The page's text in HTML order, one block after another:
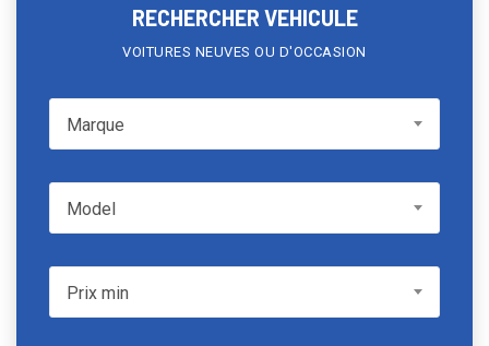
RECHERCHER VEHICULE
VOITURES NEUVES OU D'OCCASION
MarqueMarque
ModelModel
Prix minPrix min